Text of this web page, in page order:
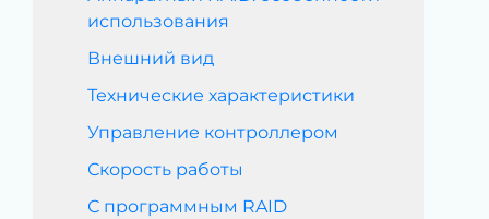
использования
Внешний вид
Технические характеристики
Управление контроллером
Скорость работы
С программным RAID